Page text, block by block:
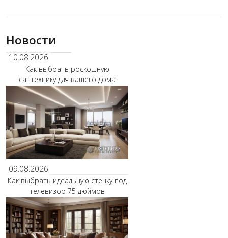
Новости
10.08.2026
Как выбрать роскошную
сантехнику для вашего дома
09.08.2026
Как выбрать идеальную стенку под
телевизор 75 дюймов